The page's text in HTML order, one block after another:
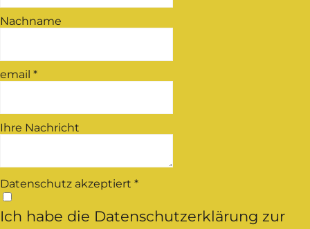
Nachname
email *
Ihre Nachricht
Datenschutz akzeptiert *
Ich habe die Datenschutzerklärung zur